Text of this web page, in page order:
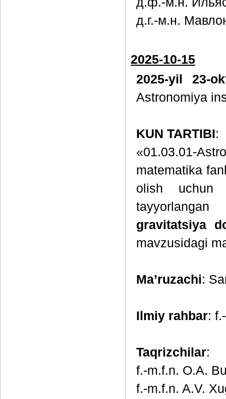
д.г.-м.н.
2025-10-15
2025-yil 23-
Astronomiya
KUN TARTIBI:
«01.03.01-
matematika
olish uchun
gravitatsiya
mavzusidagi
Ma’ruzachi:
Ilmiy rahbar:
Taqrizchilar:
f.-m.f.n. О.A.
f.-m.f.n. A.V.